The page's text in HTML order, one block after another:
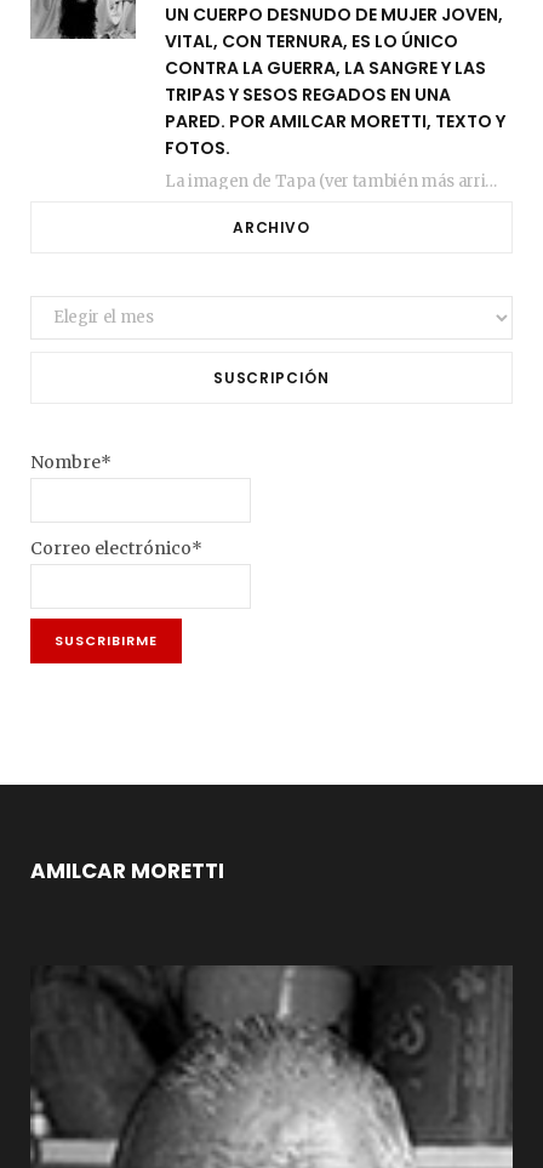
UN CUERPO DESNUDO DE MUJER JOVEN,
VITAL, CON TERNURA, ES LO ÚNICO
CONTRA LA GUERRA, LA SANGRE Y LAS
TRIPAS Y SESOS REGADOS EN UNA
PARED. POR AMILCAR MORETTI, TEXTO Y
FOTOS.
La imagen de Tapa (ver también más arriba) fue compuesta en estos días de febrero…
ARCHIVO
Archivo
SUSCRIPCIÓN
Nombre*
Correo electrónico*
AMILCAR MORETTI